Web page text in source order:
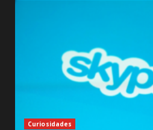
Curiosidades